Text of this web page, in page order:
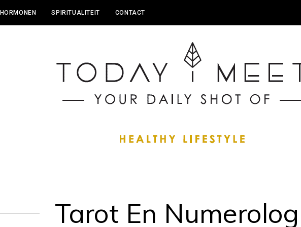
HORMONEN SPIRITUALITEIT CONTACT
Tarot En